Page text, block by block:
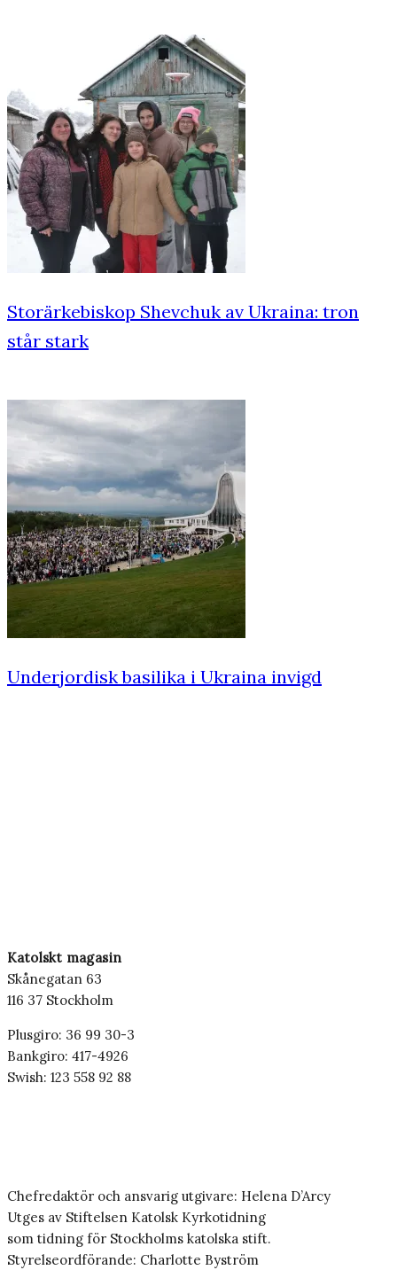
Storärkebiskop Shevchuk av Ukraina: tron
står stark
Underjordisk basilika i Ukraina invigd
Katolskt magasin
Skånegatan 63
116 37 Stockholm
Plusgiro: 36 99 30-3
Bankgiro: 417-4926
Swish: 123 558 92 88
Chefredaktör och ansvarig utgivare: Helena D’Arcy
Utges av Stiftelsen Katolsk Kyrkotidning
som tidning för Stockholms katolska stift.
Styrelseordförande: Charlotte Byström